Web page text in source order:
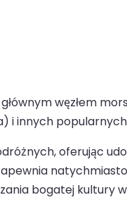
węzłem
i innych
oferując
bogatej kultury